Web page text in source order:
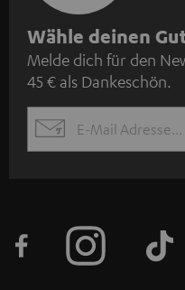
N
e
w
s
l
e
Wähle deinen
Melde dich für den
45 € als Dankeschön.
EMAIL